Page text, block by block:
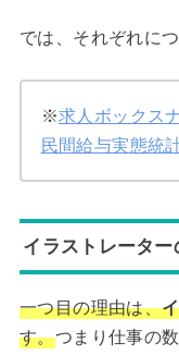
では、それぞれに
※求人ボックス
民間給与実態統
イラストレーター
一つ目の理由は、
す。つまり仕事の